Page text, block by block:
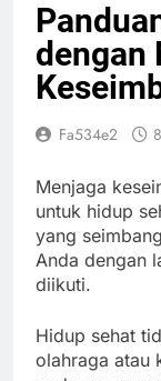
dengan
Fa534e2
Menjaga
untuk hidup
yang
Anda dengan
diikuti.
Hidup sehat
olahraga atau